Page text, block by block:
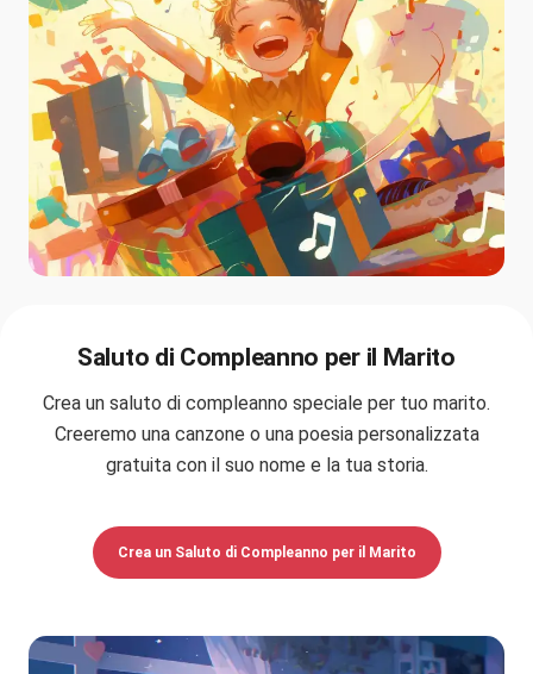
Saluto di Compleanno per il Marito
Crea un saluto di compleanno speciale per tuo marito.
Creeremo una canzone o una poesia personalizzata
gratuita con il suo nome e la tua storia.
Crea un Saluto di Compleanno per il Marito